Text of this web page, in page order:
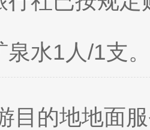
泉水1人/1支。
目的地地面